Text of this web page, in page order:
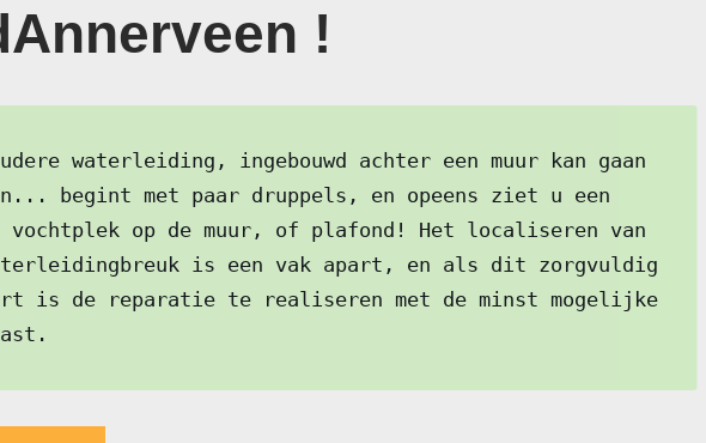
!
waterleiding, ingebouwd achter een muur kan gaan
begint met paar druppels, en opeens ziet u een
vochtplek op de muur, of plafond! Het localiseren van
is een vak apart, en als dit zorgvuldig
is de reparatie te realiseren met de minst mogelijke